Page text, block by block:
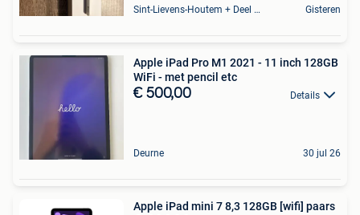
Sint-Lievens-Houtem + Deel Oombergen Gisteren
Apple iPad Pro M1 2021 - 11 inch 128GB
WiFi - met pencil etc
€ 500,00 Details
Deurne 30 jul 26
Apple iPad mini 7 8,3 128GB [wifi] paars